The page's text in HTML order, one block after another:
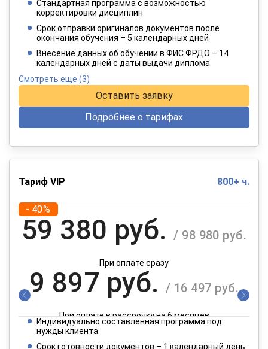
3 849 руб.
При оплате в рассрочку на 12 месяцев
Стандартная программа с возможностью
корректировки дисциплин
Срок отправки оригиналов документов после
окончания обучения – 5 календарных дней
Внесение данных об обучении в ФИС ФРДО – 14
календарных дней с даты выдачи диплома
Смотреть еще (3)
Оставить заявку
Подробнее о тарифах
Тариф VIP 800+ ч.
- 40%
59 380 руб. / 98 980 руб.
При оплате сразу
9 897 руб. / 16 497 руб.
При оплате в рассрочку на 6 месяцев
4 949 руб. / 8 249 руб.
Индивидуально составленная программа под
нужды клиента
Срок готовности документов – 1 календарный день